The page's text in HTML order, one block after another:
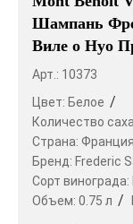
Шампань
Виле о Нуо
Арт.: 10373
Цвет: Белое
Количество
Страна: Франция
Бренд: Frederic
Сорт винограда:
Объем: 0.75 л